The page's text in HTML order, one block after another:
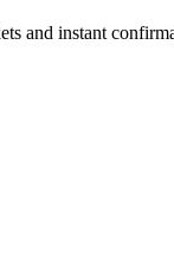
and instant